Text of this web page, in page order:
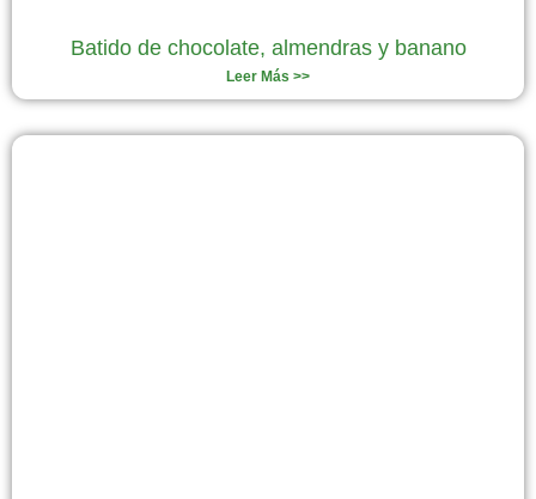
Batido de chocolate, almendras y banano
Leer Más >>